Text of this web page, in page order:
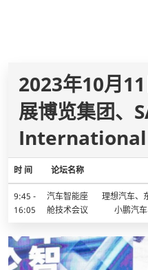
2023年10月
展博览集团、
International
时 间 论坛名称
9:45 -
16:05
汽车智能座
舱技术会议
理想汽车、
小鹏汽